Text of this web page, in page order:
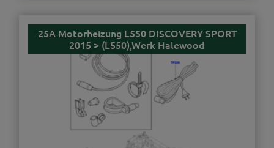
25A Motorheizung L550 DISCOVERY SPORT
2015 > (L550),Werk Halewood